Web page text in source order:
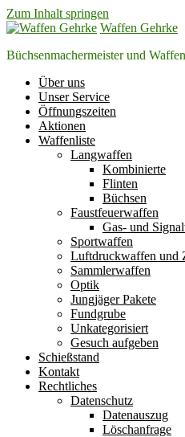
Zum Inhalt springen
Waffen Gehrke
Büchsenmachermeister und
Über uns
Unser Service
Öffnungszeiten
Aktionen
Waffenliste
Langwaffen
Kombinierte
Flinten
Büchsen
Faustfeuerwaffen
Gas- und
Sportwaffen
Luftdruckwaffen und
Sammlerwaffen
Optik
Jungjäger Pakete
Fundgrube
Unkategorisiert
Gesuch aufgeben
Schießstand
Kontakt
Rechtliches
Datenschutz
Datenauszug
Löschanfrage